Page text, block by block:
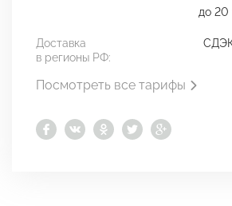
до 20
Доставка
в регионы РФ:
Посмотреть все тарифы